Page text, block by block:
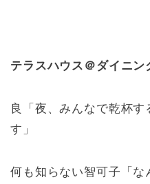
テラスハウス＠ダイニン
良「夜、みんなで乾杯
す」
何も知らない智可子「な